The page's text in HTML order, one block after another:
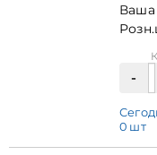
Ваша
0 шт